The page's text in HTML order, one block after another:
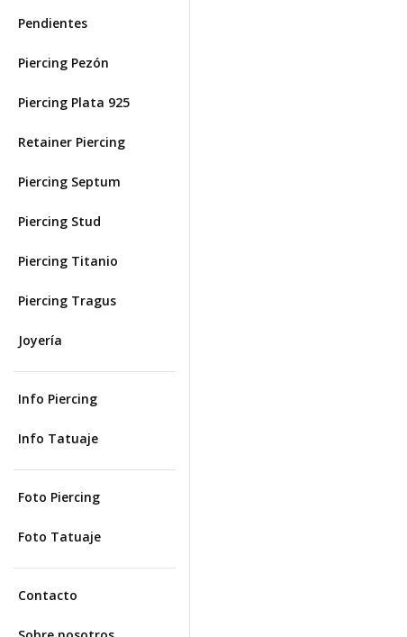
Pendientes
Piercing Pezón
Piercing Plata 925
Retainer Piercing
Piercing Septum
Piercing Stud
Piercing Titanio
Piercing Tragus
Joyería
Info Piercing
Info Tatuaje
Foto Piercing
Foto Tatuaje
Contacto